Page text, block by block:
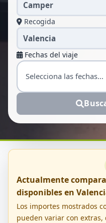
Camper
Recogida
Valencia
Fechas del viaje
Actualmente
disponibles en
Los importes mostrados
pueden variar con